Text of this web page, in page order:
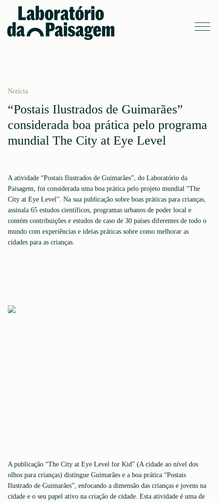
Notícia
“Postais Ilustrados de Guimarães”
considerada boa prática pelo programa
mundial The City at Eye Level
A atividade “Postais Ilustrados de Guimarães”, do Laboratório da
Paisagem, foi considerada uma boa prática pelo projeto mundial “The
City at Eye Level”. Na sua publicação sobre boas práticas para crianças,
assinala 65 estudos científicos, programas urbanos de poder local e
contém contribuições e estudos de caso de 30 países diferentes de todo o
mundo com experiências e ideias práticas sobre como melhorar as
cidades para as crianças.
A publicação “The City at Eye Level for Kid” (A cidade ao nível dos
olhos para crianças) distingue Guimarães e a boa prática “Postais
Ilustrado de Guimarães”, enfocando a dimensão das crianças e jovens na
cidade e o seu papel ativo na criação de cidade. Esta atividade é uma de